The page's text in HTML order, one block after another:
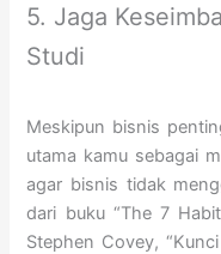
5. Jaga
Studi
Meskipun bisnis
utama kamu sebagai
agar bisnis tidak
dari buku “The 7
Stephen Covey,